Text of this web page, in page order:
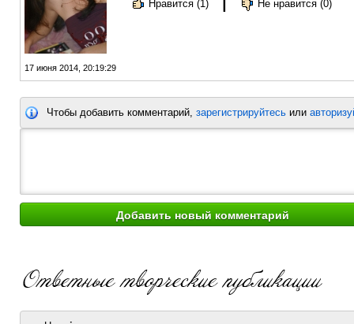
17 июня 2014, 20:19:29
Нравится (1) Не нравится (0)
Чтобы добавить комментарий, зарегистрируйтесь или